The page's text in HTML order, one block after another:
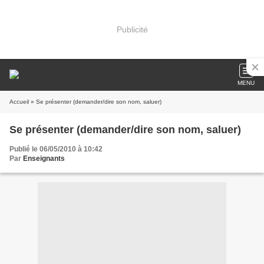
Publicité
MENU
Accueil » Se présenter (demander/dire son nom, saluer)
Se présenter (demander/dire son nom, saluer)
Publié le 06/05/2010 à 10:42
Par Enseignants